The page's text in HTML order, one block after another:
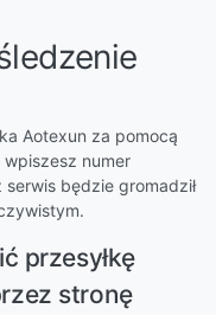
Aotexun za pomocą
wpiszesz numer
będzie gromadził
przesyłkę
stronę